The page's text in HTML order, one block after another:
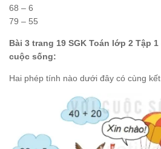
68 – 6
79 – 55
Bài 3 trang 19 SGK Toán lớp 2 Tập
cuộc sống:
Hai phép tính nào dưới đây có cùng